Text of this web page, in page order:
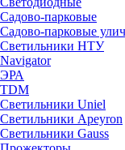
Садово-парковые
Садово-парковые
Светильники НТУ
Navigator
ЭРА
TDM
Светильники Uniel
Светильники Apeyron
Светильники Gauss